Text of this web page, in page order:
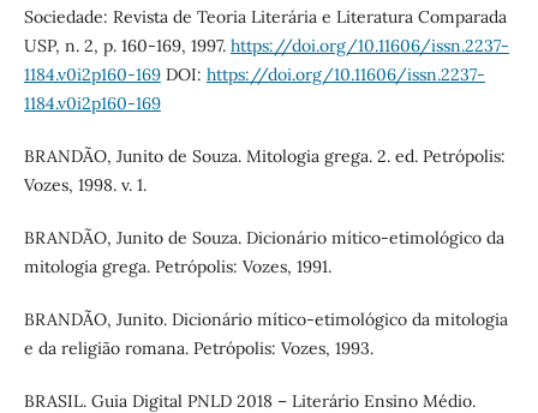
Sociedade: Revista de Teoria Literária e Literatura Comparada
USP, n. 2, p. 160-169, 1997. https://doi.org/10.11606/issn.2237-
1184.v0i2p160-169DOI: https://doi.org/10.11606/issn.2237-
1184.v0i2p160-169
BRANDÃO, Junito de Souza. Mitologia grega. 2. ed. Petrópolis:
Vozes, 1998. v. 1.
BRANDÃO, Junito de Souza. Dicionário mítico-etimológico da
mitologia grega. Petrópolis: Vozes, 1991.
BRANDÃO, Junito. Dicionário mítico-etimológico da mitologia
e da religião romana. Petrópolis: Vozes, 1993.
BRASIL. Guia Digital PNLD 2018 – Literário Ensino Médio.